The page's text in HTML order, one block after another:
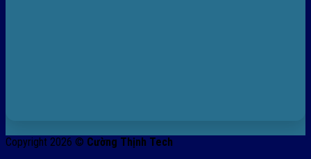
Copyright 2026 © Cường Thịnh Tech